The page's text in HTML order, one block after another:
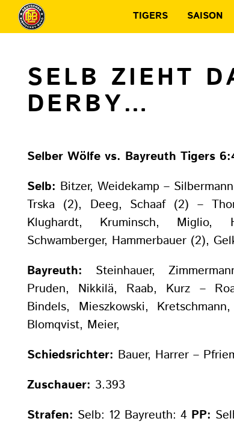
TIGERS SAISON
SELB ZIEHT
DERBY…
Selber Wölfe vs. Bayreuth Tigers
Selb: Bitzer, Weidekamp –
Trska (2), Deeg, Schaaf (2) –
Klughardt, Kruminsch, Miglio,
Schwamberger, Hammerbauer (2),
Bayreuth: Steinhauer,
Pruden, Nikkilä, Raab, Kurz –
Bindels, Mieszkowski,
Blomqvist, Meier,
Schiedsrichter: Bauer, Harrer –
Zuschauer: 3.393
Strafen: Selb: 12 Bayreuth: 4 PP: